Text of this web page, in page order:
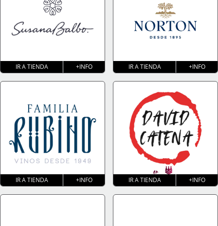
IR A TIENDA +INFO IR A TIENDA +INFO
IR A TIENDA +INFO IR A TIENDA +INFO